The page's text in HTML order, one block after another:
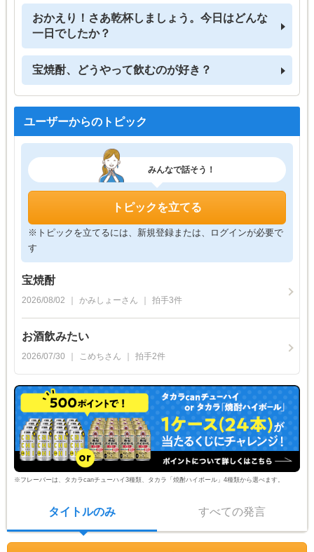
おかえり！さあ乾杯しましょう。今日はどんな
一日でしたか？
宝焼酎、どうやって飲むのが好き？
ユーザーからのトピック
みんなで話そう！
トピックを立てる
※トピックを立てるには、新規登録または、ログインが必要で
す
宝焼酎
2026/08/02 かみしょーさん 拍手3件
お酒飲みたい
2026/07/30 こめちさん 拍手2件
※フレーバーは、タカラcanチューハイ3種類、タカラ「焼酎ハイボール」4種類から選べます。
タイトルのみ すべての発言